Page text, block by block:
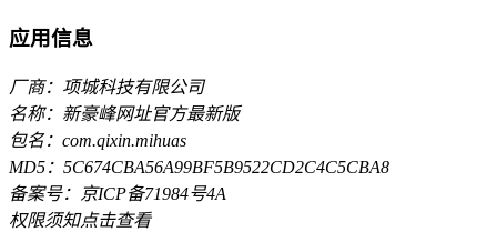
应用信息
厂商：项城科技有限公司
名称：新豪峰网址官方最新版
包名：com.qixin.mihuas
MD5：5C674CBA56A99BF5B9522CD2C4C5CBA8
备案号：京ICP备71984号4A
权限须知点击查看